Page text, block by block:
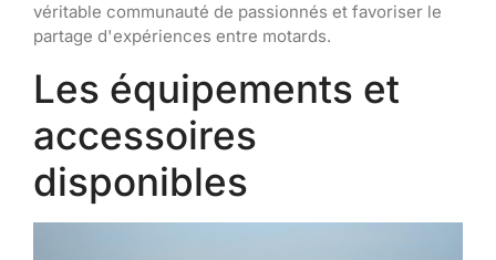
véritable communauté de passionnés et favoriser le
partage d'expériences entre motards.
Les équipements et
accessoires
disponibles